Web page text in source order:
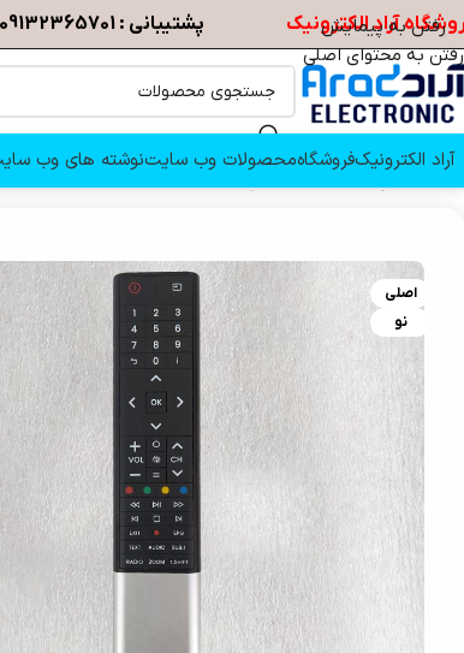
رفتن به پیمایش
رفتن به محتوای اصلی
آراد الکترونیک پشتیبانی : 09132365701
آراد الکترونیکفروشگاهمحصولات وب سایتنوشته های وب
اصلی
نو